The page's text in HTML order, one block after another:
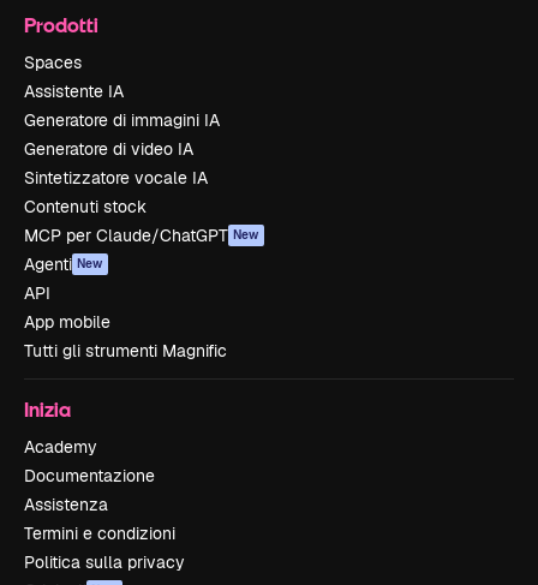
Prodotti
Spaces
Assistente IA
Generatore di immagini IA
Generatore di video IA
Sintetizzatore vocale IA
Contenuti stock
MCP per Claude/ChatGPT New
Agenti New
API
App mobile
Tutti gli strumenti Magnific
Inizia
Academy
Documentazione
Assistenza
Termini e condizioni
Politica sulla privacy